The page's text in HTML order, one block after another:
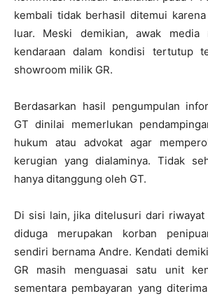
kembali tidak berhasil ditemui
luar. Meski demikian, awak
kendaraan dalam kondisi tertutup
showroom milik GR.
Berdasarkan hasil pengumpulan
GT dinilai memerlukan
hukum atau advokat agar
kerugian yang dialaminya. Tidak
hanya ditanggung oleh GT.
Di sisi lain, jika ditelusuri dari riwayat
diduga merupakan korban
sendiri bernama Andre. Kendati
GR masih menguasai satu unit
sementara pembayaran yang